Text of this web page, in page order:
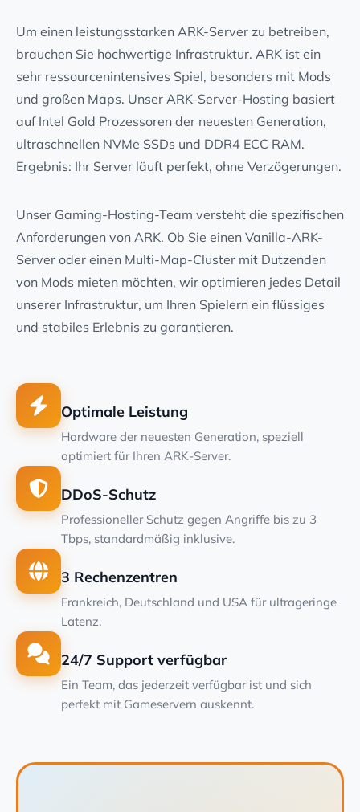
Um einen leistungsstarken ARK-Server zu betreiben,
brauchen Sie hochwertige Infrastruktur. ARK ist ein
sehr ressourcenintensives Spiel, besonders mit Mods
und großen Maps. Unser ARK-Server-Hosting basiert
auf Intel Gold Prozessoren der neuesten Generation,
ultraschnellen NVMe SSDs und DDR4 ECC RAM.
Ergebnis: Ihr Server läuft perfekt, ohne Verzögerungen.
Unser Gaming-Hosting-Team versteht die spezifischen
Anforderungen von ARK. Ob Sie einen Vanilla-ARK-
Server oder einen Multi-Map-Cluster mit Dutzenden
von Mods mieten möchten, wir optimieren jedes Detail
unserer Infrastruktur, um Ihren Spielern ein flüssiges
und stabiles Erlebnis zu garantieren.
Optimale Leistung
Hardware der neuesten Generation, speziell
optimiert für Ihren ARK-Server.
DDoS-Schutz
Professioneller Schutz gegen Angriffe bis zu 3
Tbps, standardmäßig inklusive.
3 Rechenzentren
Frankreich, Deutschland und USA für ultrageringe
Latenz.
24/7 Support verfügbar
Ein Team, das jederzeit verfügbar ist und sich
perfekt mit Gameservern auskennt.